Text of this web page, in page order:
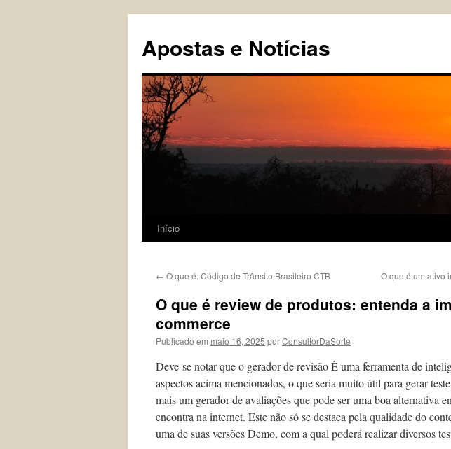
conteúdo
Apostas e Notícias
Início
← O que é: Código de Trânsito Brasileiro CTB O que é um ativo
O que é review de produtos: entenda a
commerce
Publicado em maio 16, 2025 porConsultorDaSorte
Deve-se notar que o gerador de revisão É uma ferramenta de
aspectos acima mencionados, o que seria muito útil para gerar
mais um gerador de avaliações que pode ser uma boa alternativa
encontra na internet. Este não só se destaca pela qualidade do
uma de suas versões Demo, com a qual poderá realizar diversos